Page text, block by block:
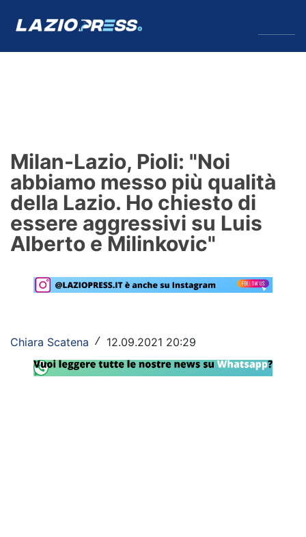
Formello
Infortuni
Primavera
Lazio Women
Social
Milan-Lazio, Pioli: "Noi
abbiamo messo più qualità
della Lazio. Ho chiesto di
essere aggressivi su Luis
Alberto e Milinkovic"
Chiara Scatena / 12.09.2021 20:29